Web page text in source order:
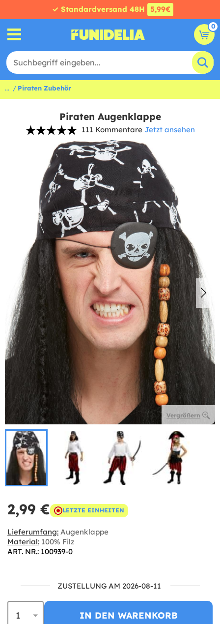
✓ Standardversand 48H 5,99€
0
... Piraten Zubehör
Piraten Augenklappe
111 Kommentare Jetzt ansehen
Vergrößern
2,99 € LETZTE EINHEITEN
Lieferumfang: Augenklappe
Material: 100% Filz
ART. NR.: 100939-0
ZUSTELLUNG AM 2026-08-11
IN DEN WARENKORB